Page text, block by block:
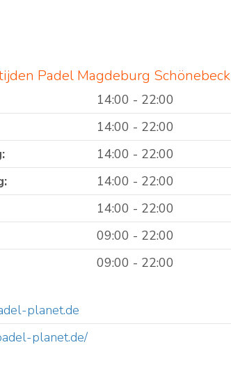
Padel Magdeburg Schönebeck
14:00 - 22:00
14:00 - 22:00
14:00 - 22:00
14:00 - 22:00
14:00 - 22:00
09:00 - 22:00
09:00 - 22:00
planet.de
planet.de/